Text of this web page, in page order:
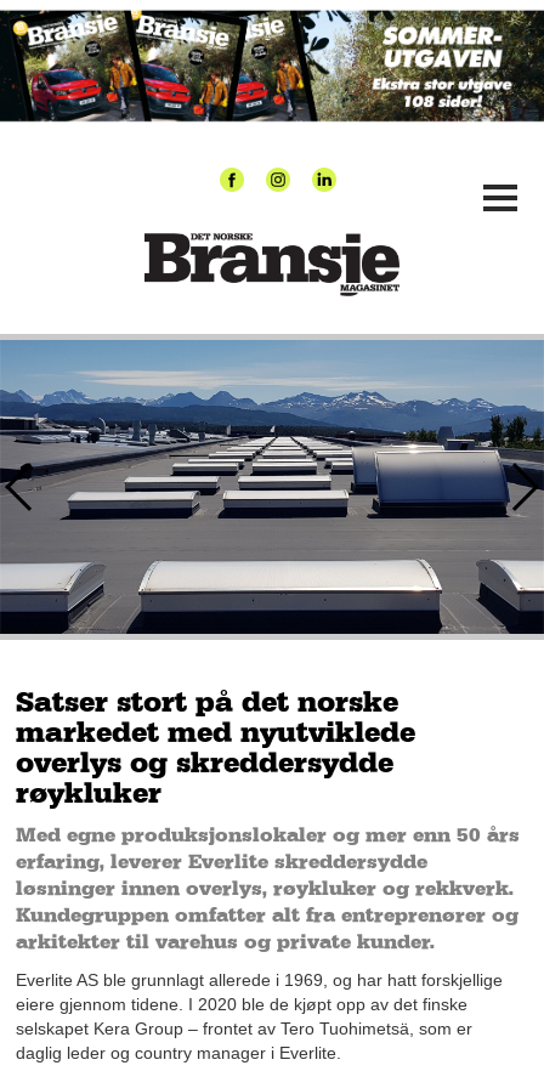
Satser stort på det norske
markedet med nyutviklede
overlys og skreddersydde
røykluker
Med egne produksjonslokaler og mer enn 50 års
erfaring, leverer Everlite skreddersydde
løsninger innen overlys, røykluker og rekkverk.
Kundegruppen omfatter alt fra entreprenører og
arkitekter til varehus og private kunder.
Everlite AS ble grunnlagt allerede i 1969, og har hatt forskjellige
eiere gjennom tidene. I 2020 ble de kjøpt opp av det finske
selskapet Kera Group – frontet av Tero Tuohimetsä, som er
daglig leder og country manager i Everlite.